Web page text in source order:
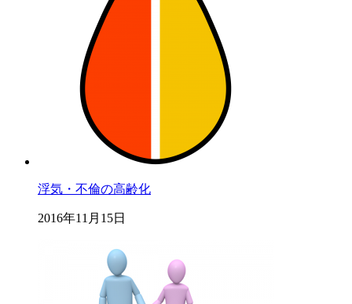
浮気・不倫の高齢化
2016年11月15日